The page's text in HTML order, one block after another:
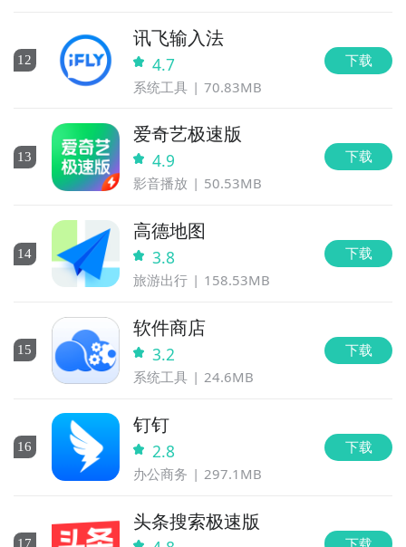
12
讯飞输入法
4.7
系统工具 70.83MB
下载
13
爱奇艺极速版
4.9
影音播放 50.53MB
下载
14
高德地图
3.8
旅游出行 158.53MB
下载
15
软件商店
3.2
系统工具 24.6MB
下载
16
钉钉
2.8
办公商务 297.1MB
下载
17
头条搜索极速版
下载